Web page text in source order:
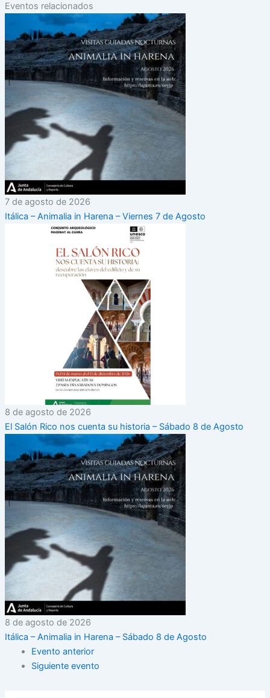
Eventos relacionados
7 de agosto de 2026
Itálica – Animalia in Harena – Viernes 7 de Agosto
8 de agosto de 2026
El Salón Rico nos cuenta su historia – Sábado 8 de Agosto
8 de agosto de 2026
Itálica – Animalia in Harena – Sábado 8 de Agosto
Evento anterior
Siguiente evento